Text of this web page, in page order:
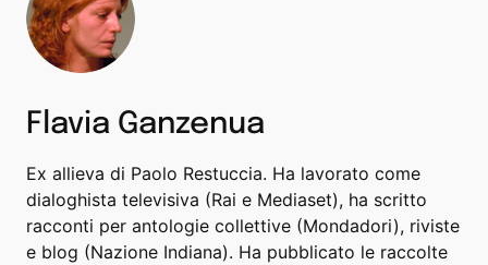
Flavia Ganzenua
Ex allieva di Paolo Restuccia. Ha lavorato come
dialoghista televisiva (Rai e Mediaset), ha scritto
racconti per antologie collettive (Mondadori), riviste
e blog (Nazione Indiana). Ha pubblicato le raccolte